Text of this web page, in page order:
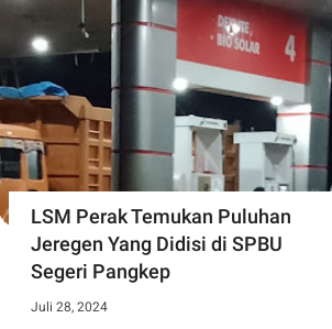
LSM Perak Temukan Puluhan
Jeregen Yang Didisi di SPBU
Segeri Pangkep
Juli 28, 2024